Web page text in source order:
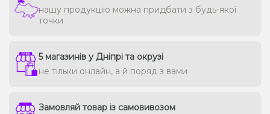
нашу продукцію можна придбати з будь-якої
точки
5 магазинів у Дніпрі та окрузі
не тільки онлайн, а й поряд з вами
Замовляй товар із самовивозом